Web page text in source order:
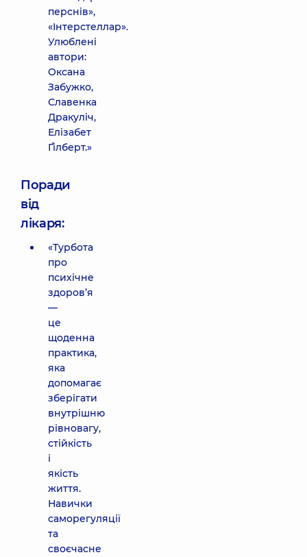
перснів»,
«Інтерстеллар».
Улюблені
автори:
Оксана
Забужко,
Славенка
Дракуліч,
Елізабет
Ґілберт.»
Поради
від
лікаря:
«Турбота
про
психічне
здоров’я
—
це
щоденна
практика,
яка
допомагає
зберігати
внутрішню
рівновагу,
стійкість
і
якість
життя.
Навички
саморегуляції
та
своєчасне